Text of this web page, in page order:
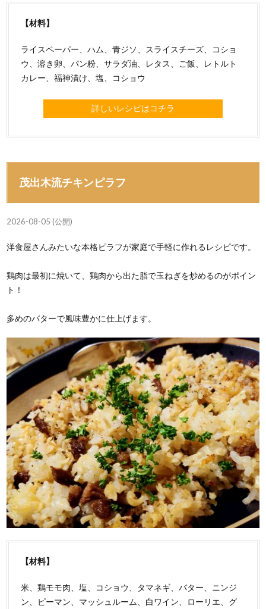
【材料】
ライスペーパー、ハム、青ジソ、スライスチーズ、コショ
ウ、溶き卵、パン粉、サラダ油、レタス、ご飯、レトルト
カレー、福神漬け、塩、コショウ
詳しいレシピはコチラ
茂出木流チキンピラフ
2026-08-05 (公開)
洋食屋さんみたいな本格ピラフが家庭で手軽に作れるレシピです。
鶏肉は最初に焼いて、鶏肉から出た脂で玉ねぎを炒めるのがポイン
ト！
多めのバターで風味豊かに仕上げます。
【材料】
米、鶏モモ肉、塩、コショウ、タマネギ、バター、ニンジ
ン、ピーマン、マッシュルーム、白ワイン、ローリエ、グ